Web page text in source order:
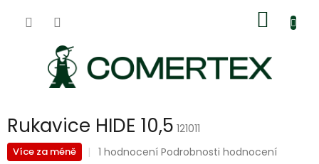
košík
Rukavice HIDE 10,5 121011
Více za méně
Průměrné
1 hodnocení Podrobnosti hodnocení